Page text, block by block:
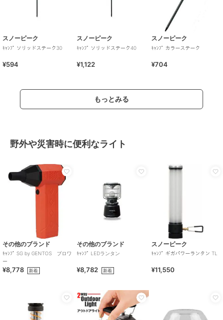
スノーピーク
ｷｬﾝﾌﾟ ソリッドステーク30
¥594
スノーピーク
ｷｬﾝﾌﾟ ソリッドステーク40
¥1,122
スノーピーク
ｷｬﾝﾌﾟ カラーステーク
¥704
もっとみる
野外や災害時に便利なライト
その他のブランド
ｷｬﾝﾌﾟ SG by GENTOS ブロワ
ー
¥8,778 新着
その他のブランド
ｷｬﾝﾌﾟ LEDランタン
¥8,782 新着
スノーピーク
ｷｬﾝﾌﾟ ギガパワーランタン TL
¥11,550